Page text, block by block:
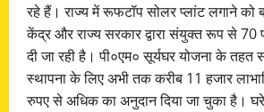
रहे हैं। राज्य में रूफटॉप सोलर प्लांट लगाने को
केंद्र और राज्य सरकार द्वारा संयुक्त रूप से 70
दी जा रही है। पी०एम० सूर्यघर योजना के तहत
स्थापना के लिए अभी तक करीब 11 हजार
रुपए से अधिक का अनुदान दिया जा चुका है।